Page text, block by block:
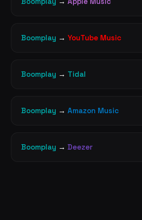
Boomplay → YouTube Music
Boomplay → Tidal
Boomplay → Amazon Music
Boomplay → Deezer